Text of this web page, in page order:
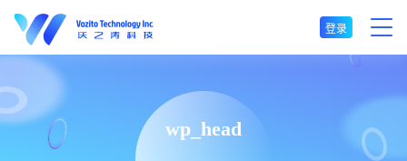
登录
wp_head